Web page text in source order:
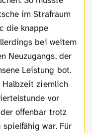
im Strafraum
die knappe
bei weitem
Neuzugangs, der
Leistung bot.
Halbzeit ziemlich
vor
offenbar trotz
spielfähig war. Für